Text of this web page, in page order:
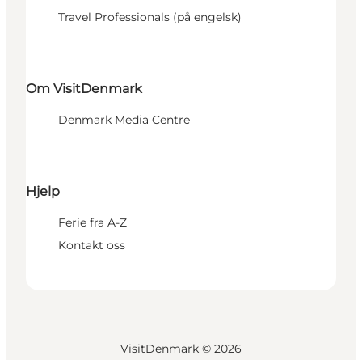
Travel Professionals (på engelsk)
Om VisitDenmark
Denmark Media Centre
Hjelp
Ferie fra A-Z
Kontakt oss
VisitDenmark © 2026